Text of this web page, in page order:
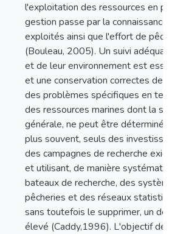
l'exploitation des ressources en
gestion passe par la
exploités ainsi que l'effort de
(Bouleau, 2005). Un suivi
et de leur environnement est
et une conservation correctes de
des problèmes spécifiques en
des ressources marines dont la
générale, ne peut être
plus souvent, seuls des
des campagnes de recherche
et utilisant, de manière
bateaux de recherche, des
pêcheries et des réseaux
sans toutefois le supprimer, un
élevé (Caddy,1996). L'objectif de